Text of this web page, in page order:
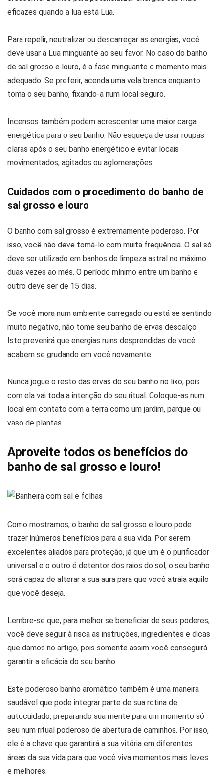
eficazes quando a lua está Lua.
Para repelir, neutralizar ou descarregar as energias, você
deve usar a Lua minguante ao seu favor. No caso do banho
de sal grosso e louro, é a fase minguante o momento mais
adequado. Se preferir, acenda uma vela branca enquanto
toma o seu banho, fixando-a num local seguro.
Incensos também podem acrescentar uma maior carga
energética para o seu banho. Não esqueça de usar roupas
claras após o seu banho energético e evitar locais
movimentados, agitados ou aglomerações.
Cuidados com o procedimento do banho de
sal grosso e louro
O banho com sal grosso é extremamente poderoso. Por
isso, você não deve tomá-lo com muita frequência. O sal só
deve ser utilizado em banhos de limpeza astral no máximo
duas vezes ao mês. O período mínimo entre um banho e
outro deve ser de 15 dias.
Se você mora num ambiente carregado ou está se sentindo
muito negativo, não tome seu banho de ervas descalço.
Isto prevenirá que energias ruins desprendidas de você
acabem se grudando em você novamente.
Nunca jogue o resto das ervas do seu banho no lixo, pois
com ela vai toda a intenção do seu ritual. Coloque-as num
local em contato com a terra como um jardim, parque ou
vaso de plantas.
Aproveite todos os benefícios do
banho de sal grosso e louro!
Como mostramos, o banho de sal grosso e louro pode
trazer inúmeros benefícios para a sua vida. Por serem
excelentes aliados para proteção, já que um é o purificador
universal e o outro é detentor dos raios do sol, o seu banho
será capaz de alterar a sua aura para que você atraia aquilo
que você deseja.
Lembre-se que, para melhor se beneficiar de seus poderes,
você deve seguir à risca as instruções, ingredientes e dicas
que damos no artigo, pois somente assim você conseguirá
garantir a eficácia do seu banho.
Este poderoso banho aromático também é uma maneira
saudável que pode integrar parte de sua rotina de
autocuidado, preparando sua mente para um momento só
seu num ritual poderoso de abertura de caminhos. Por isso,
ele é a chave que garantirá a sua vitória em diferentes
áreas da sua vida para que você viva momentos mais leves
e melhores.